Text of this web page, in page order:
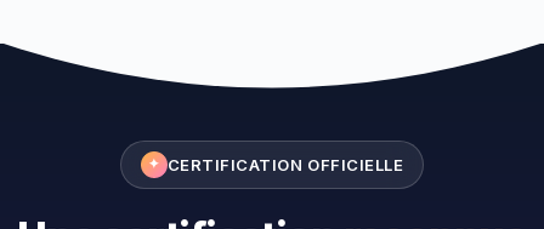
✦ CERTIFICATION OFFICIELLE